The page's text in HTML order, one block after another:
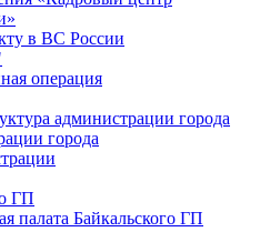
в ВС России
операция
администрации города
города
ГП
палата Байкальского ГП